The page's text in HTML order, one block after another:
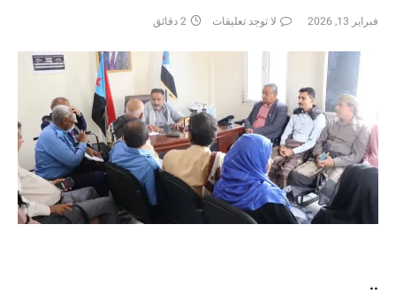
فبراير 13, 2026 لا توجد تعليقات 2 دقائق
..